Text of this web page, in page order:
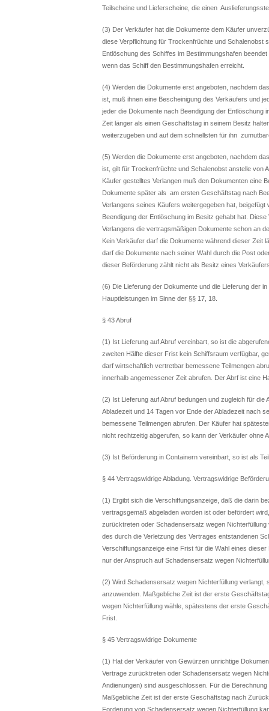
Teilscheine und Lieferscheine, die einen
(3) Der Verkäufer hat die Dokumente dem Käufer
diese Verpflichtung für Trockenfrüchte und Schalenobst
Entlöschung des Schiffes im Bestimmungshafen
wenn das Schiff den Bestimmungshafen erreicht.
(4) Werden die Dokumente erst angeboten, nachdem
ist, muß ihnen eine Bescheinigung des Verkäufers und
jeder die Dokumente nach Beendigung der Entlöschung
Zeit länger als einen Geschäftstag in seinem Besitz
weiterzugeben und auf dem schnellsten für ihn
(5) Werden die Dokumente erst angeboten, nachdem
ist, gilt für Trockenfrüchte und Schalenobst anstelle von
Käufer gestelltes Verlangen muß den Dokumenten eine
Dokumente später als am ersten Geschäftstag nach
Verlangens seines Käufers weitergegeben hat,
Beendigung der Entlöschung im Besitz gehabt hat.
Verlangens die vertragsmäßigen Dokumente schon an
Kein Verkäufer darf die Dokumente während dieser Zeit
darf die Dokumente nach seiner Wahl durch die Post
dieser Beförderung zählt nicht als Besitz eines
(6) Die Lieferung der Dokumente und die Lieferung der
Hauptleistungen im Sinne der §§ 17, 18.
§ 43 Abruf
(1) Ist Lieferung auf Abruf vereinbart, so ist die
zweiten Hälfte dieser Frist kein Schiffsraum verfügbar,
darf wirtschaftlich vertretbar bemessene Teilmengen
innerhalb angemessener Zeit abrufen. Der Abrf ist eine
(2) Ist Lieferung auf Abruf bedungen und zugleich für
Abladezeit und 14 Tagen vor Ende der Abladezeit nach
bemessene Teilmengen abrufen. Der Käufer hat
nicht rechtzeitig abgerufen, so kann der Verkäufer ohne
(3) Ist Beförderung in Containern vereinbart, so ist als
§ 44 Vertragswidrige Abladung. Vertragswidrige
(1) Ergibt sich die Verschiffungsanzeige, daß die darin
vertragsgemäß abgeladen worden ist oder befördert
zurücktreten oder Schadensersatz wegen
des durch die Verletzung des Vertrages entstandenen
Verschiffungsanzeige eine Frist für die Wahl eines
nur der Anspruch auf Schadensersatz wegen
(2) Wird Schadensersatz wegen Nichterfüllung
anzuwenden. Maßgebliche Zeit ist der erste
wegen Nichterfüllung wähle, spätestens der erste
Frist.
§ 45 Vertragswidrige Dokumente
(1) Hat der Verkäufer von Gewürzen unrichtige
Vertrage zurücktreten oder Schadensersatz wegen
Andienungen) sind ausgeschlossen. Für die
Maßgebliche Zeit ist der erste Geschäftstag nach
Forderung von Schadensersatz wegen Nichterfüllung